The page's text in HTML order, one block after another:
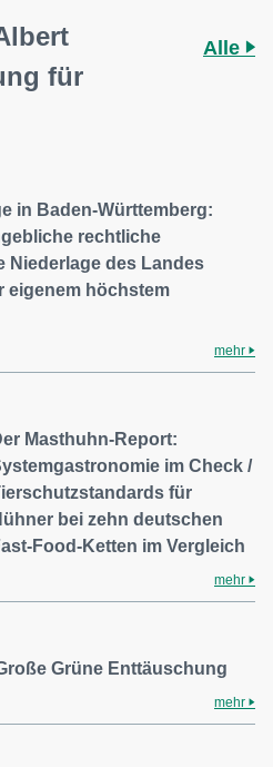
für
Alle
in Baden-Württemberg:
rechtliche
Niederlage des Landes
eigenem höchstem
mehr
Masthuhn-Report:
im Check /
für
bei zehn deutschen
Food-Ketten im Vergleich
mehr
Grüne Enttäuschung
mehr